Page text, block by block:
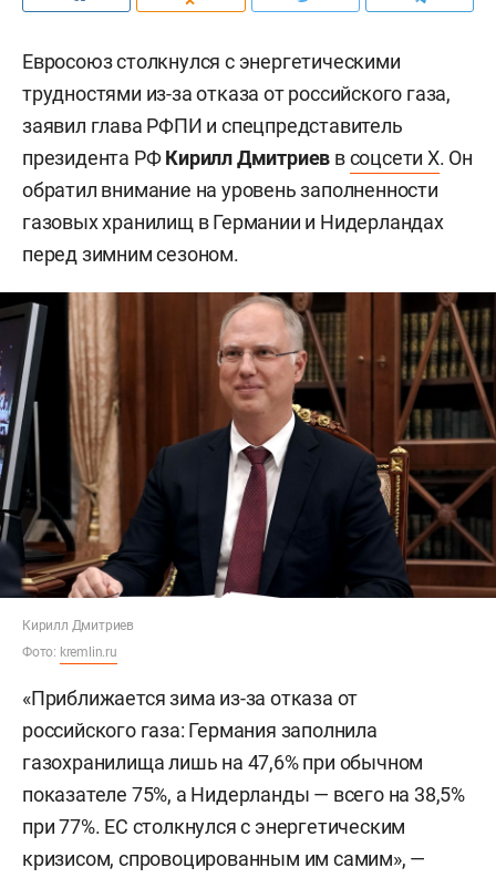
Евросоюз столкнулся с энергетическими
трудностями из-за отказа от российского газа,
заявил глава РФПИ и спецпредставитель
президента РФКирилл Дмитриев всоцсети X. Он
обратил внимание на уровень заполненности
газовых хранилищ в Германии и Нидерландах
перед зимним сезоном.
Кирилл Дмитриев
Фото: kremlin.ru
«Приближается зима из-за отказа от
российского газа: Германия заполнила
газохранилища лишь на 47,6% при обычном
показателе 75%, а Нидерланды — всего на 38,5%
при 77%. ЕС столкнулся с энергетическим
кризисом, спровоцированным им самим», —